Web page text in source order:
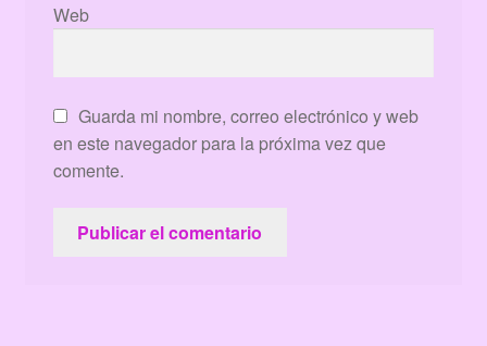
Web
Guarda mi nombre, correo electrónico y web
en este navegador para la próxima vez que
comente.